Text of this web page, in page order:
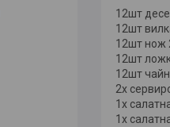
12шт
12шт
12шт нож
12шт
12шт
2x
1x
1x